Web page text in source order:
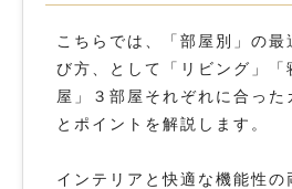
こちらでは、「部屋別」の最
び方、として「リビング」「
屋」３部屋それぞれに合った
とポイントを解説します。
インテリアと快適な機能性の